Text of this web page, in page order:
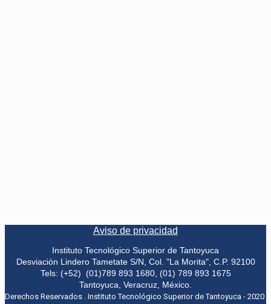
Aviso de privacidad
Instituto Tecnológico Superior de Tantoyuca
Desviación Lindero Tametate S/N, Col. "La Morita", C.P. 92100
Tels: (+52) (01)789 893 1680, (01) 789 893 1675
Tantoyuca, Veracruz, México.
Derechos Reservados . Instituto Tecnológico Superior de Tantoyuca - 2020